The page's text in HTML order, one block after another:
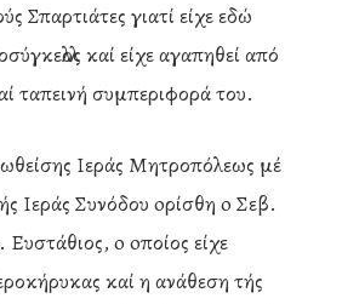
Σπαρτιάτες γιατί είχε εδώ
καί είχε αγαπηθεί από
ταπεινή συμπεριφορά του.
Ιεράς Μητροπόλεως μέ
Ιεράς Συνόδου oρίσθη o Σεβ.
o oποίος είχε
καί η ανάθεση τής